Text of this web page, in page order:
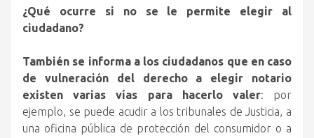
¿Qué ocurre si no se le permite elegir al
ciudadano?
También se informa a los ciudadanos que en caso
de vulneración del derecho a elegir notario
existen varias vías para hacerlo valer: por
ejemplo, se puede acudir a los tribunales de Justicia, a
una oficina pública de protección del consumidor o a